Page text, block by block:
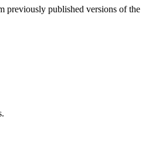
previously published versions of the